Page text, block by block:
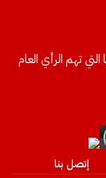
تهم الرأي العام
إتصل بنا